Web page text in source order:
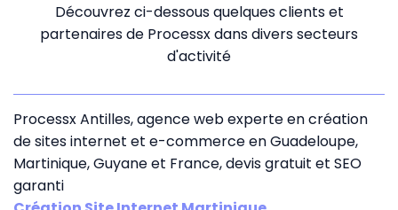
Découvrez ci-dessous quelques clients et
partenaires de Processx dans divers secteurs
d'activité
Processx Antilles, agence web experte en création
de sites internet et e-commerce en Guadeloupe,
Martinique, Guyane et France, devis gratuit et SEO
garanti